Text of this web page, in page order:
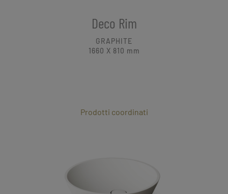
Deco Rim
GRAPHITE
1660 X 810 mm
Prodotti coordinati